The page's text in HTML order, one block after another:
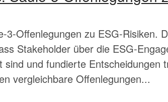
3-Offenlegungen zu ESG-Risiken.
Stakeholder über die ESG-
und fundierte Entscheidungen
vergleichbare Offenlegungen...